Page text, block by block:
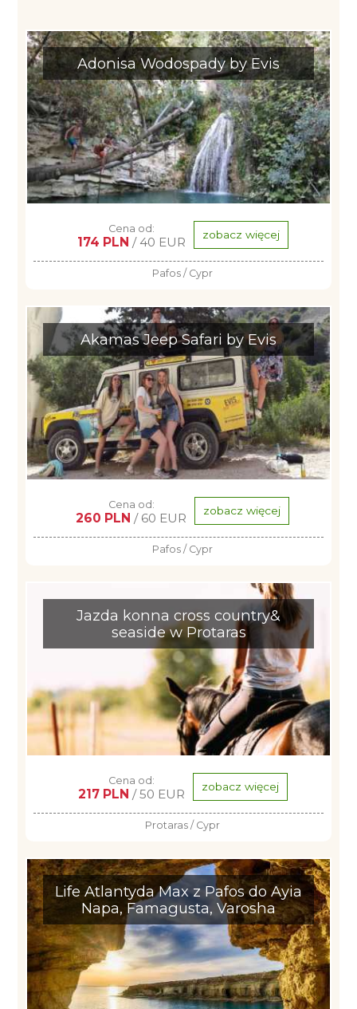
Adonisa Wodospady by Evis
Cena od:
174 PLN / 40 EUR zobacz więcej
Pafos / Cypr
Akamas Jeep Safari by Evis
Cena od:
260 PLN / 60 EUR zobacz więcej
Pafos / Cypr
Jazda konna cross country&
seaside w Protaras
Cena od:
217 PLN / 50 EUR zobacz więcej
Protaras / Cypr
Life Atlantyda Max z Pafos do Ayia
Napa, Famagusta, Varosha